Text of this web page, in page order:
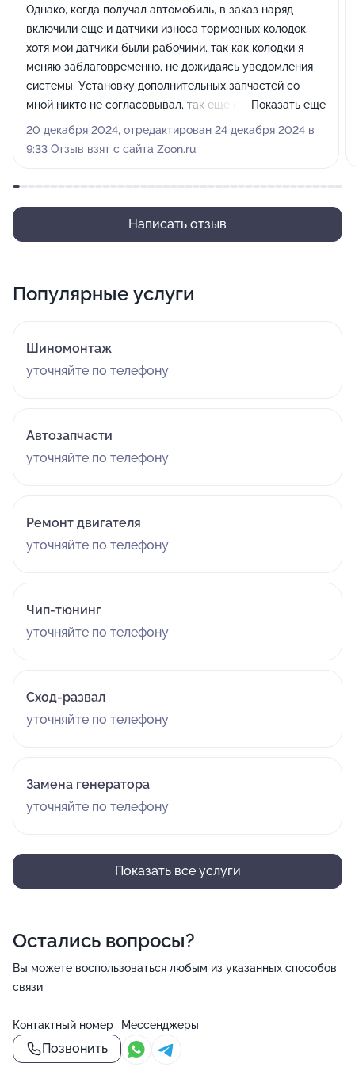
Однако, когда получал автомобиль, в заказ наряд
включили еще и датчики износа тормозных колодок,
хотя мои датчики были рабочими, так как колодки я
меняю заблаговременно, не дожидаясь уведомления
системы. Установку дополнительных запчастей со
мной никто не согласовывал, так еще и посчитали эти
датчики с огромной наценкой(500₽ за передний
датчик, и 2000₽ за задний!!! При их цене в 300₽
зависимости от их износа. Мелочь конечно, но
Показать ещё
20 декабря 2024, отредактирован 24 декабря 2024 в
9:33 Отзыв взят с сайта Zoon.ru
Написать отзыв
Популярные услуги
Шиномонтаж
уточняйте по телефону
Автозапчасти
уточняйте по телефону
Ремонт двигателя
уточняйте по телефону
Чип-тюнинг
уточняйте по телефону
Сход-развал
уточняйте по телефону
Замена генератора
уточняйте по телефону
Показать все услуги
Остались вопросы?
Вы можете воспользоваться любым из указанных способов
связи
Контактный номер
Позвонить
Мессенджеры